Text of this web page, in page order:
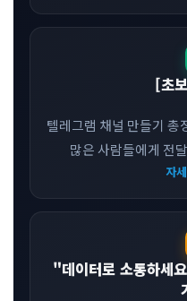
[초
텔레그램 채널 만들기 총
많은 사람들에게 전
자
"데이터로 소통하세